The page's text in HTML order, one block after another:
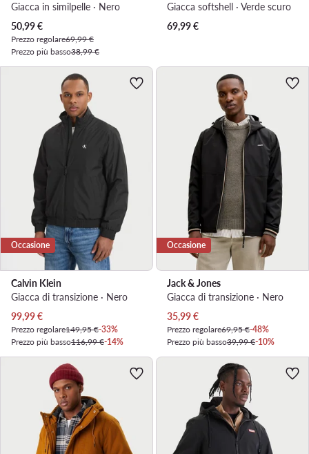
Giacca in similpelle · Nero
Prezzo attuale
50,99€
Prezzo regolare69,99 €
Prezzo più basso38,99 €
Giacca softshell · Verde scuro
69,99€
Occasione
Calvin Klein
Giacca di transizione · Nero
Prezzo attuale
99,99€
Prezzo regolare149,95 €-33%
Prezzo più basso116,99 €-14%
Occasione
Jack & Jones
Giacca di transizione · Nero
Prezzo attuale
35,99€
Prezzo regolare69,95 €-48%
Prezzo più basso39,99 €-10%